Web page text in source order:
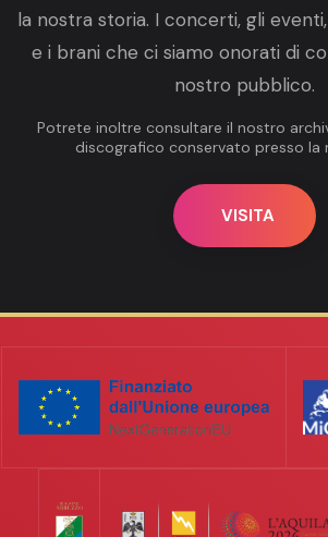
la nostra storia. I concerti, gli
e i brani che ci siamo onorati di
nostro pubblico.
Potrete inoltre consultare il nostro
discografico conservato presso la
VISITA